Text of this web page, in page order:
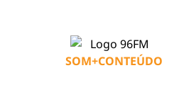
SOM+CONTEÚDO